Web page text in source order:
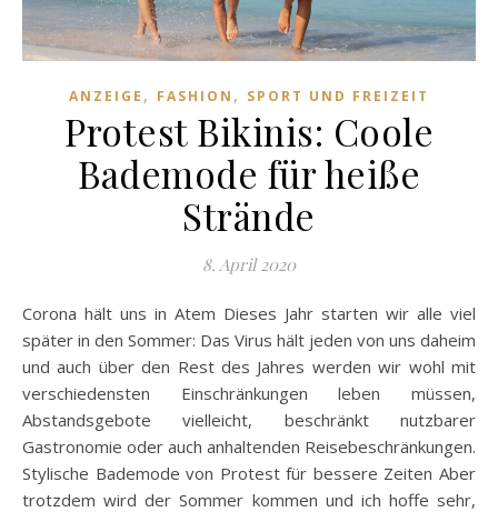
ANZEIGE , FASHION , SPORT UND FREIZEIT
Protest Bikinis: Coole
Bademode für heiße
Strände
8. April 2020
Corona hält uns in Atem Dieses Jahr starten wir alle viel
später in den Sommer: Das Virus hält jeden von uns daheim
und auch über den Rest des Jahres werden wir wohl mit
verschiedensten Einschränkungen leben müssen,
Abstandsgebote vielleicht, beschränkt nutzbarer
Gastronomie oder auch anhaltenden Reisebeschränkungen.
Stylische Bademode von Protest für bessere Zeiten Aber
trotzdem wird der Sommer kommen und ich hoffe sehr,